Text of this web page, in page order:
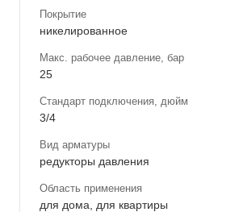
Покрытие
никелированное
Макс. рабочее давление, бар
25
Стандарт подключения, дюйм
3/4
Вид арматуры
редукторы давления
Область применения
для дома, для квартиры